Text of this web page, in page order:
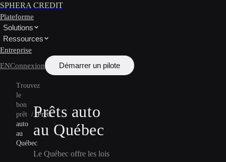
SPHERA CREDIT
Plateforme
Solutions
Ressources
Entreprise
ENConnexion Démarrer un pilote
Trouvez
le
bon
prêt / Prêts
auto
au
Québec
Prêts auto
au Québec
Le Québec offre les lois